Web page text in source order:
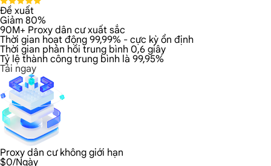
Đề xuất
Giảm 80%
90M+ Proxy dân cư xuất sắc
Thời gian hoạt động 99,99% - cực kỳ ổn định
Thời gian phản hồi trung bình 0,6 giây
Tỷ lệ thành công trung bình là 99,95%
Tải ngay
Proxy dân cư không giới hạn
$0/Ngày